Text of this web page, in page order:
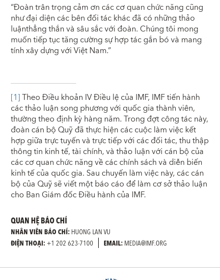
“Đoàn trân trọng cảm ơn các cơ quan chức năng cũng
như đại diện các bên đối tác khác đã có những thảo
luậnthẳng thắn và sâu sắc với đoàn. Chúng tôi mong
muốn tiếp tục tăng cường sự hợp tác gắn bó và mang
tính xây dựng với Việt Nam.”
[1]Theo Điều khoản IV Điều lệ của IMF, IMF tiến hành
các thảo luận song phương với quốc gia thành viên,
thường theo định kỳ hàng năm. Trong đợt công tác này,
đoàn cán bộ Quỹ đã thực hiện các cuộc làm việc kết
hợp giữa trực tuyến và trực tiếp với các đối tác, thu thập
thông tin kinh tế, tài chính, và thảo luận với cán bộ của
các cơ quan chức năng về các chính sách và diễn biến
kinh tế của quốc gia. Sau chuyến làm việc này, các cán
bộ của Quỹ sẽ viết một báo cáo để làm cơ sở thảo luận
cho Ban Giám đốc Điều hành của IMF.
QUAN HỆ BÁO CHÍ
NHÂN VIÊN BÁO CHÍ:HUONG LAN VU
ĐIỆN THOẠI:+1 202 623-7100 EMAIL:MEDIA@IMF.ORG